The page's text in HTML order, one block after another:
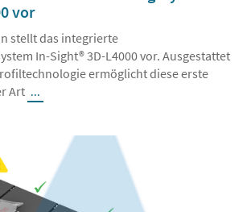
stellt das integrierte
In-Sight® 3D-L4000 vor. Ausgestattet
ermöglicht diese erste
Art ...